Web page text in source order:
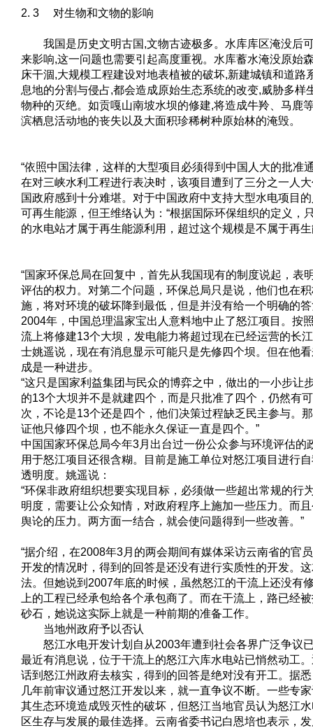
2. 3 对生物和文物的影响
我国是历史文明古国,文物古迹极多。水库库区淹没后
来影响,这一问题也需要引起高度重视。水库蓄水淹没原始
床干涸,大规模工程建设对地表植被的破坏,新建城镇和道路
息地的分割与侵占,都会造成原始生态系统的改变,威胁多样
物种的灭绝。如贡嘎山南坡水坝的修建,将造成牛羚、马鹿
滨栖息活动地的丧失以及大面积珍稀树种原始林的淹毁。
“依照中国法律，这样的大型项目必须得到中国人大的批准
在对三峡水利工程进行表决时，该项目遭到了三分之一人
国政府感到十分难堪。对于中国政府中支持大型水电项目
可再生能源，但王维络认为：“根据国际环保组织的定义，
的水电站才属于再生能源利用，超过这个规模是不属于再
“国家环保总局在回复中，首先从我国现有的制度说起，表
评估的权力。对第二个问题，环保总局只是说，他们也在
施，将对环境的破坏降到最低，但是并没有给一个明确的答
2004年，中国总理温家宝出人意料地中止了怒江项目。按
流上将修建13个大坝，发电能力将超过现在已经运营的长
士姚遥说，现在有消息显示可能只是先修四个坝。但在他
成是一种进步。
“这只是国家利益集团与民众的博弈之中，做出的一小步让
的13个大坝并不是就建四个，而是只批准了四个，仍然有
次，不论是13个还是四个，他们决策过程缺乏民主参与。
证他只修四个坝，也不能永久保证一直是四个。”
中国国家环保总局今年3月出台过一份公众参与环境评估的
用于怒江项目还很含糊。目前是施工单位对怒江项目进行
透明度。姚遥说：
“环保非政府组织想要实现目标，必须做一些超出常规的行
明度，需要让公众知情，对政府程序上施加一些压力。而
舆论的压力。两方面一结合，就会使问题得到一些改善。”
“据介绍，在2008年3月的两会期间有媒体采访云南省的官
开发的情况时，得到的回答是还没有进行实质性的开发。
法。但她说到2007年底的时候，虽然怒江的干流上还没有
上的工程已经承包给各个承包商了。而在干流上，路已经
砂石，她说这实际上就是一种前期的准备工作。
当地州政府予以否认
怒江水电开发计划自从2003年遭到社会各界广泛争议
最近有消息说，位于干流上的怒江六库水电站已悄然动工
话到怒江州政府去核实，得到的回答是绝对没有开工。据
几年前审议通过怒江开发以来，就一直争议不断。一些专
其生态环境造成毁灭性的破坏，但怒江当地官员认为怒江
区生存与发展的最佳选择。云南省委书记白恩培也表示，